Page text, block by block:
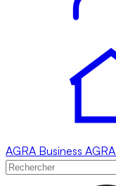
AGRA Business AGRA